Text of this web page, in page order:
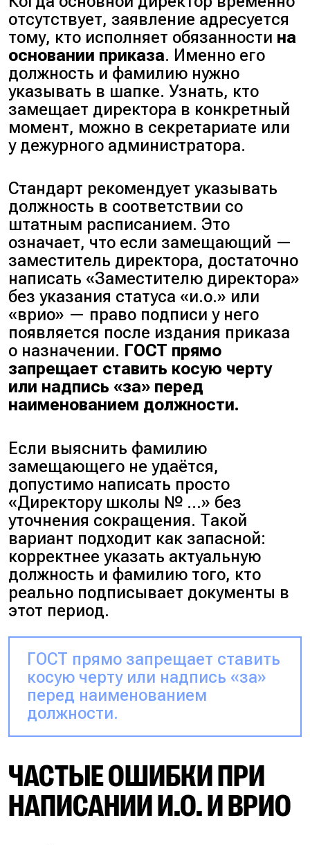
отсутствует, заявление адресуется
тому, кто исполняет обязанности на
основании приказа. Именно его
должность и фамилию нужно
указывать в шапке. Узнать, кто
замещает директора в конкретный
момент, можно в секретариате или
у дежурного администратора.
Стандарт рекомендует указывать
должность в соответствии со
штатным расписанием. Это
означает, что если замещающий —
заместитель директора, достаточно
написать «Заместителю директора»
без указания статуса «и.о.» или
«врио» — право подписи у него
появляется после издания приказа
о назначении. ГОСТ прямо
запрещает ставить косую черту
или надпись «за» перед
наименованием должности.
Если выяснить фамилию
замещающего не удаётся,
допустимо написать просто
«Директору школы № …» без
уточнения сокращения. Такой
вариант подходит как запасной:
корректнее указать актуальную
должность и фамилию того, кто
реально подписывает документы в
этот период.
ГОСТ прямо запрещает ставить
косую черту или надпись «за»
перед наименованием
должности.
ЧАСТЫЕ ОШИБКИ ПРИ
НАПИСАНИИ И.О. И ВРИО